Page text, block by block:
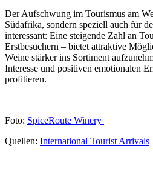
Der Aufschwung im Tourismus am
Südafrika, sondern speziell auch für
interessant: Eine steigende Zahl an
Erstbesuchern – bietet attraktive
Weine stärker ins Sortiment
Interesse und positiven emotionalen
profitieren.
Foto: SpiceRoute Winery
Quellen: International Tourist Arrivals